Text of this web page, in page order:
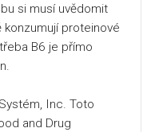
si musí uvědomit
proteinové
B6 je přímo
Inc. Toto
and Drug